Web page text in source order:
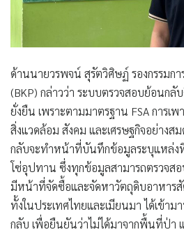
ด้านนายวรพจน์ สุรัตวิศิษฏ์ รองกรรมกา
(BKP) กล่าวว่า ระบบตรวจสอบย้อนกลั
ยั่งยืน เพราะตามมาตรฐาน FSA การเ
สิ่งแวดล้อม สังคม และเศรษฐกิจอย่างส
กลับจะทำหน้าที่บันทึกข้อมูลระบุแหล่ง
โซ่อุปทาน ซึ่งทุกข้อมูลสามารถตรวจส
มีหน้าที่จัดซื้อและจัดหาวัตถุดิบอาหารสั
ทั้งในประเทศไทยและเมียนมา ได้เข้า
กลับ เพื่อยืนยันว่าไม่ได้มาจากพื้นที่ป่า แ